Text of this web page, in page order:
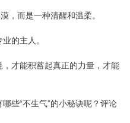
，而是一种清醒和温柔。
的主人。
才能积蓄起真正的力量，才能
些“不生气”的小秘诀呢？评论